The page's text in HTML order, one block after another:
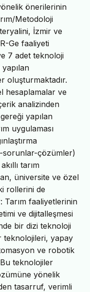
önerilerinin
Metodoloji
İzmir ve
Ge faaliyeti
7 adet teknoloji
oluşturmaktadır.
hesaplamalar ve
analizinden
yapılan
uygulaması
sorunlar-çözümler)
tarım
üniversite ve özel
rollerini de
Tarım faaliyetlerinin
ve dijitalleşmesi
bir dizi teknoloji
teknolojileri, yapay
ve robotik
teknolojiler
yönelik
tasarruf, verimli